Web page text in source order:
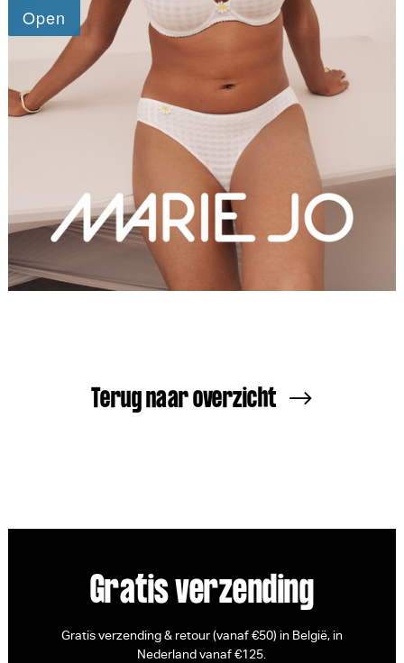
Terug naar overzicht
Gratis verzending
Gratis verzending & retour (vanaf €50) in België, in
Nederland vanaf €125.